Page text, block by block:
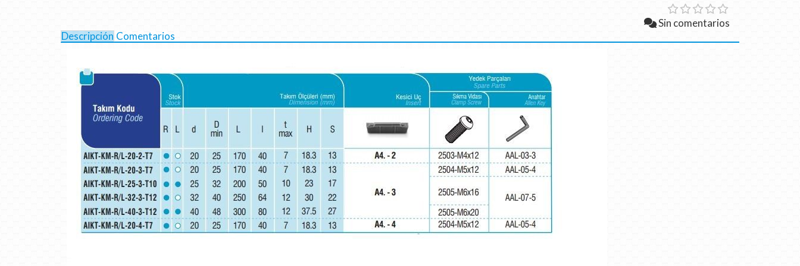
Sin comentarios
Descripción Comentarios